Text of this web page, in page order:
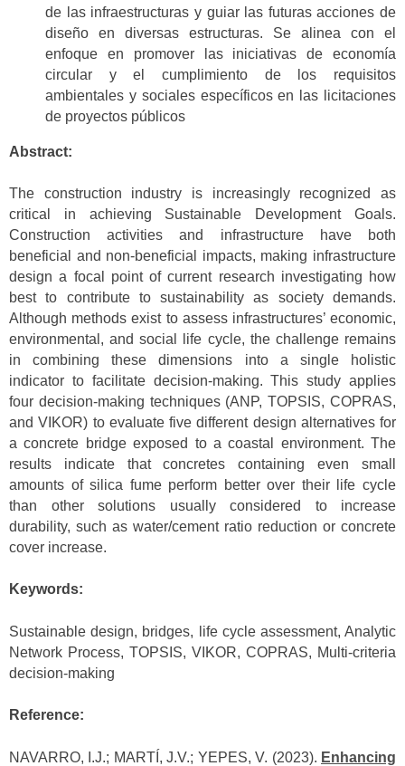
de las infraestructuras y guiar las futuras acciones de
diseño en diversas estructuras. Se alinea con el
enfoque en promover las iniciativas de economía
circular y el cumplimiento de los requisitos
ambientales y sociales específicos en las licitaciones
de proyectos públicos
Abstract:
The construction industry is increasingly recognized as
critical in achieving Sustainable Development Goals.
Construction activities and infrastructure have both
beneficial and non-beneficial impacts, making infrastructure
design a focal point of current research investigating how
best to contribute to sustainability as society demands.
Although methods exist to assess infrastructures’ economic,
environmental, and social life cycle, the challenge remains
in combining these dimensions into a single holistic
indicator to facilitate decision-making. This study applies
four decision-making techniques (ANP, TOPSIS, COPRAS,
and VIKOR) to evaluate five different design alternatives for
a concrete bridge exposed to a coastal environment. The
results indicate that concretes containing even small
amounts of silica fume perform better over their life cycle
than other solutions usually considered to increase
durability, such as water/cement ratio reduction or concrete
cover increase.
Keywords:
Sustainable design, bridges, life cycle assessment, Analytic
Network Process, TOPSIS, VIKOR, COPRAS, Multi-criteria
decision-making
Reference:
NAVARRO, I.J.; MARTÍ, J.V.; YEPES, V. (2023). Enhancing